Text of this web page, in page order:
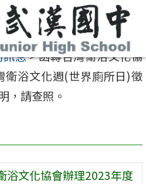
訊息>函轉台灣衛浴文化協
衛浴文化週(世界廁所日)徵
，請查照。
浴文化協會辦理2023年度